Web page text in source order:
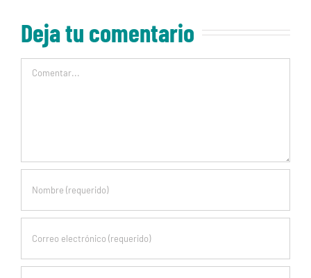
Deja tu comentario
Comentar